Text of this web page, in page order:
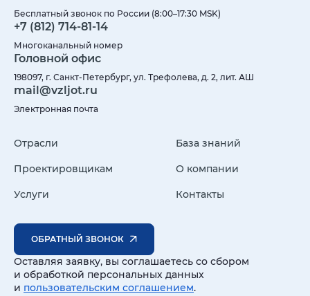
Бесплатный звонок по России (8:00–17:30 MSK)
+7 (812) 714-81-14
Многоканальный номер
Головной офис
198097, г. Санкт-Петербург, ул. Трефолева, д. 2, лит. АШ
mail@vzljot.ru
Электронная почта
Отрасли
Проектировщикам
Услуги
База знаний
О компании
Контакты
ОБРАТНЫЙ ЗВОНОК
Оставляя заявку, вы соглашаетесь со сбором
и обработкой персональных данных
и пользовательским соглашением.